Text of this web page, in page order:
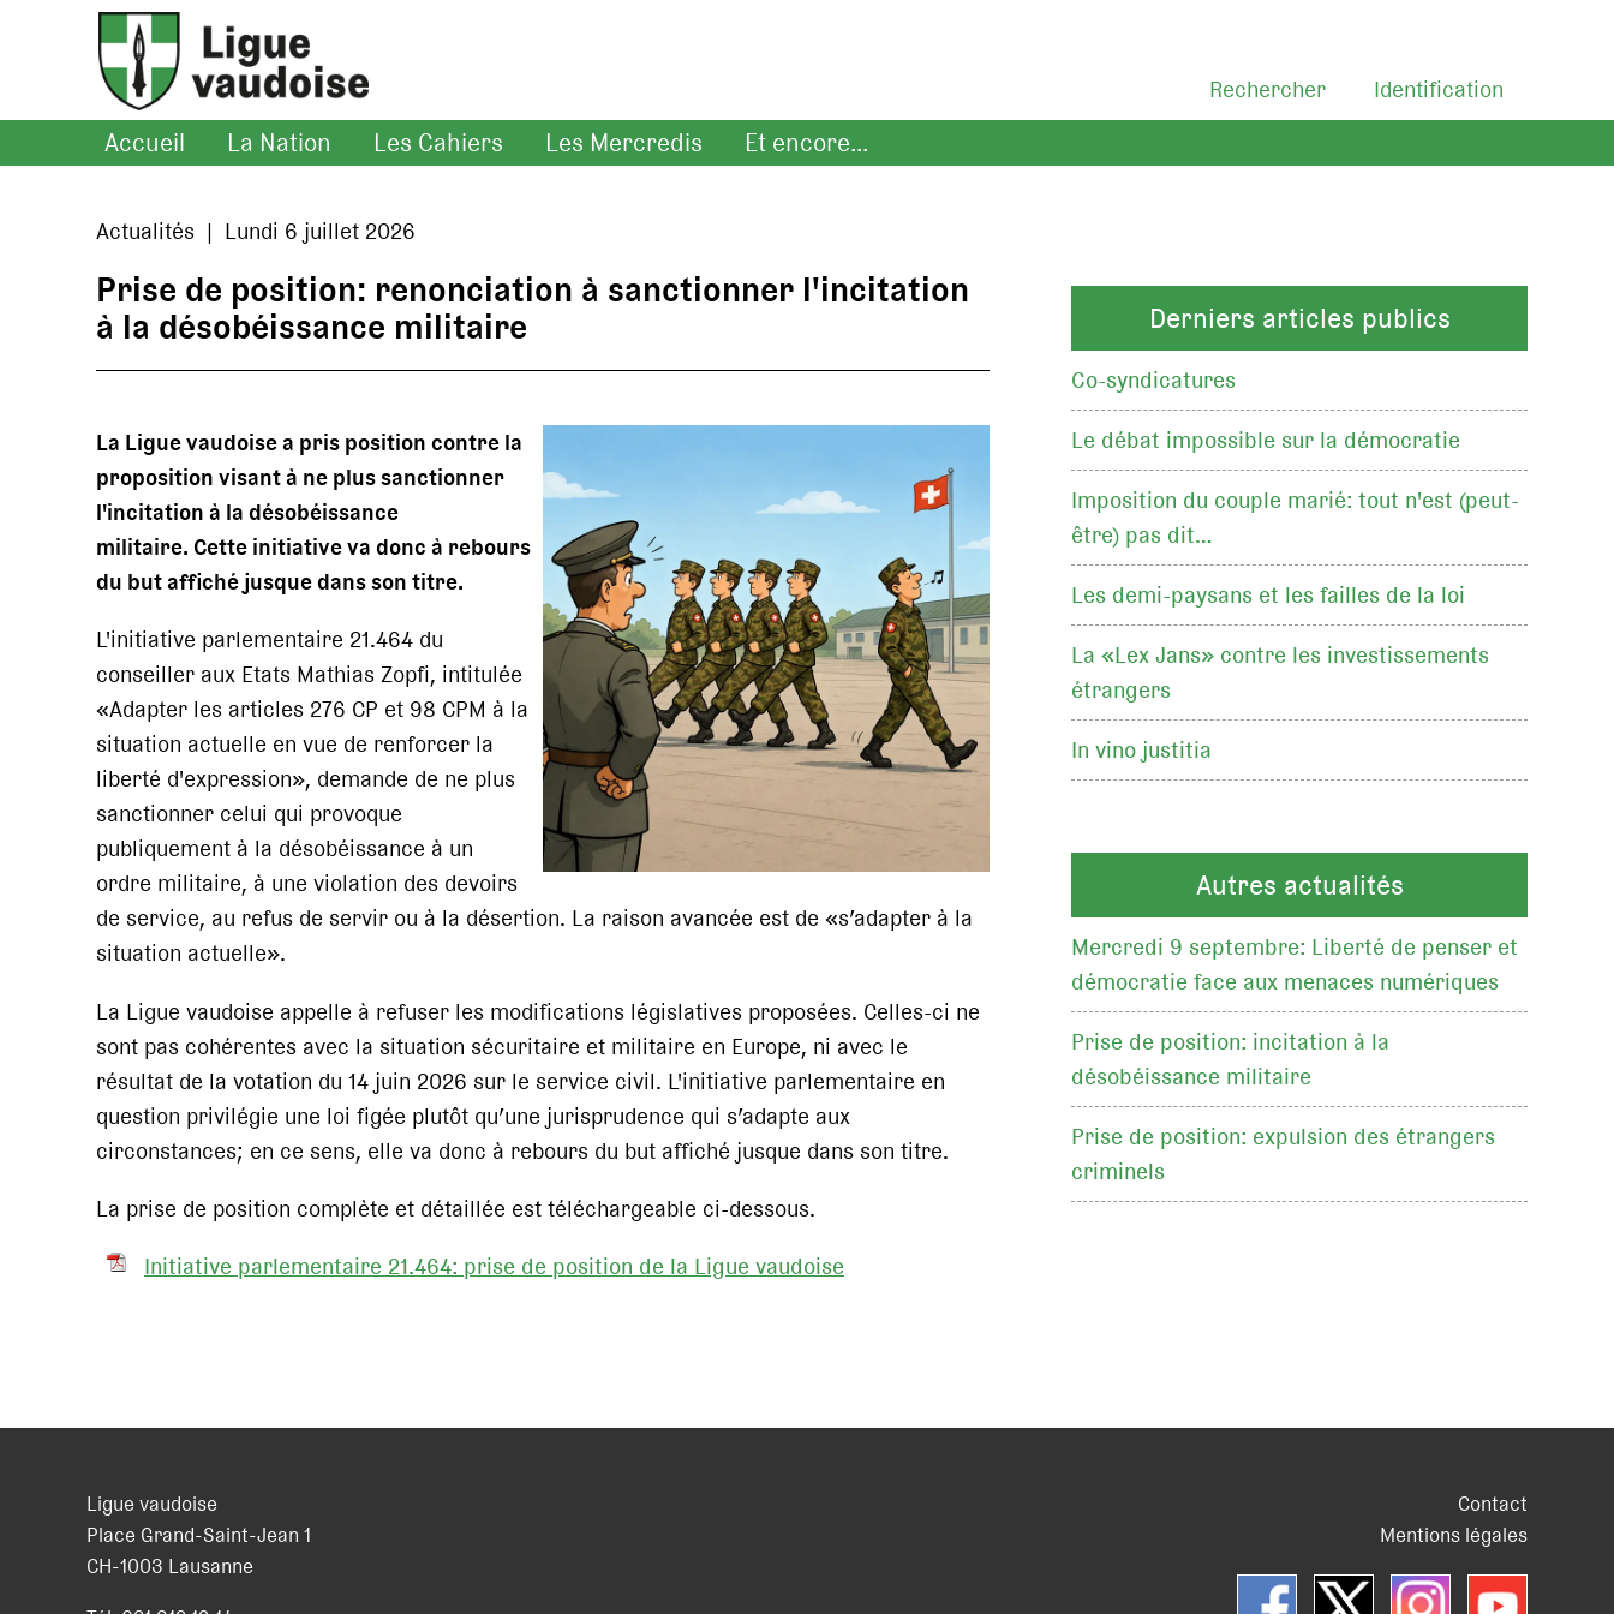
Identification
Rechercher
Accueil La Nation Les Cahiers Les Mercredis Et encore...
Actualités | Lundi 6 juillet 2026
Prise de position: renonciation à sanctionner l'incitation
à la désobéissance militaire
La Ligue vaudoise a pris position contre la
proposition visant à ne plus sanctionner
l'incitation à la désobéissance
militaire. Cette initiative va donc à rebours
du but affiché jusque dans son titre.
L'initiative parlementaire 21.464 du
conseiller aux Etats Mathias Zopfi, intitulée
«Adapter les articles 276 CP et 98 CPM à la
situation actuelle en vue de renforcer la
liberté d'expression», demande de ne plus
sanctionner celui qui provoque
publiquement à la désobéissance à un
ordre militaire, à une violation des devoirs
de service, au refus de servir ou à la désertion. La raison avancée est de «s’adapter à la
situation actuelle».
La Ligue vaudoise appelle à refuser les modifications législatives proposées. Celles-ci ne
sont pas cohérentes avec la situation sécuritaire et militaire en Europe, ni avec le
résultat de la votation du 14 juin 2026 sur le service civil. L'initiative parlementaire en
question privilégie une loi figée plutôt qu’une jurisprudence qui s’adapte aux
circonstances; en ce sens, elle va donc à rebours du but affiché jusque dans son titre.
La prise de position complète et détaillée est téléchargeable ci-dessous.
Initiative parlementaire 21.464: prise de position de la Ligue vaudoise
Derniers articles publics
Co-syndicatures
Le débat impossible sur la démocratie
Imposition du couple marié: tout n'est (peut-
être) pas dit…
Les demi-paysans et les failles de la loi
La «Lex Jans» contre les investissements
étrangers
In vino justitia
Autres actualités
Mercredi 9 septembre: Liberté de penser et
démocratie face aux menaces numériques
Prise de position: incitation à la
désobéissance militaire
Prise de position: expulsion des étrangers
criminels
Contact
Mentions légales
Ligue vaudoise
Place Grand-Saint-Jean 1
CH-1003 Lausanne